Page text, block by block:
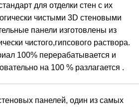
для отделки стен с их
чистыми 3D стеновыми
панели изготовлены из
чистого,гипсового раствора.
100% перерабатывается и
на 100 % разлагается .
панелей, один из самых